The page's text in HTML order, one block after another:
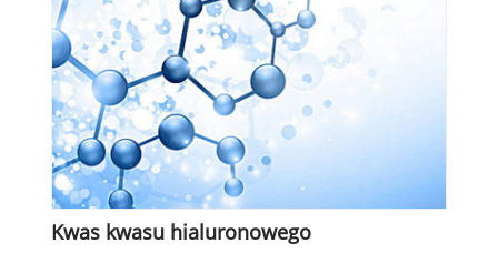
Kwas kwasu hialuronowego